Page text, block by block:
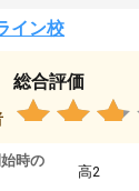
イン校
総合評価
時の
高2